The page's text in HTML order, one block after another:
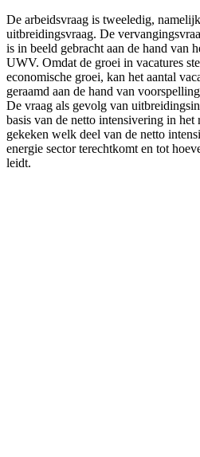
De arbeidsvraag is tweeledig,
uitbreidingsvraag. De
is in beeld gebracht aan de hand van
UWV. Omdat de groei in vacatures
economische groei, kan het aantal
geraamd aan de hand van
De vraag als gevolg van
basis van de netto intensivering in
gekeken welk deel van de netto
energie sector terechtkomt en tot
leidt.